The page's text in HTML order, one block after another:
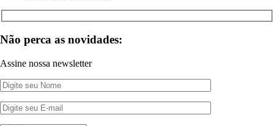
Não perca as novidades:
Assine nossa newsletter